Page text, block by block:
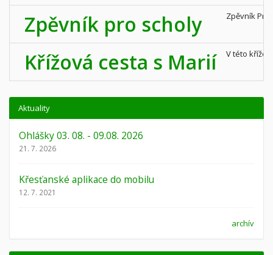
Zpěvník pro scholy Zpěvník
Křížová cesta s Marií V této
Aktuality
Ohlášky 03. 08. - 09.08. 2026
21. 7. 2026
Křesťanské aplikace do mobilu
12. 7. 2021
archív